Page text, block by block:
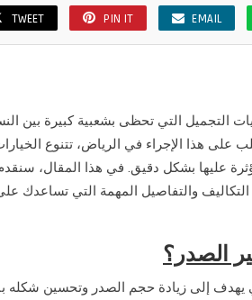
TWEET PIN IT EMAIL
التجميل التي تحظى بشعبية كبيرة بين
على هذا الإجراء في الرياض، تتنوع
عليها بشكل دقيق. في هذا المقال،
الصدر؟
إلى زيادة حجم الصدر وتحسين شكله